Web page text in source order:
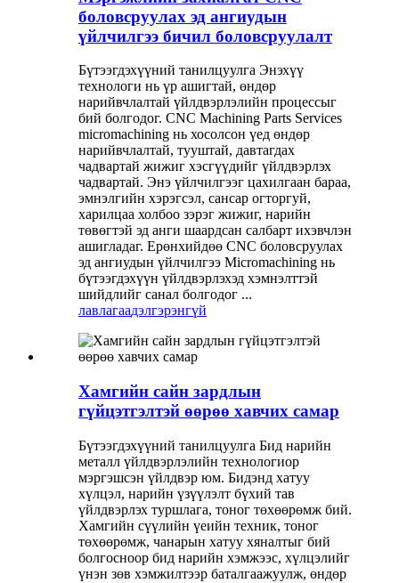
боловсруулах эд ангиудын
үйлчилгээ бичил боловсруулалт
Бүтээгдэхүүний танилцуулга Энэхүү
технологи нь үр ашигтай, өндөр
нарийвчлалтай үйлдвэрлэлийн процессыг
бий болгодог. CNC Machining Parts Services
micromachining нь хосолсон үед өндөр
нарийвчлалтай, тууштай, давтагдах
чадвартай жижиг хэсгүүдийг үйлдвэрлэх
чадвартай. Энэ үйлчилгээг цахилгаан бараа,
эмнэлгийн хэрэгсэл, сансар огторгуй,
харилцаа холбоо зэрэг жижиг, нарийн
төвөгтэй эд анги шаардсан салбарт ихэвчлэн
ашигладаг. Ерөнхийдөө CNC боловсруулах
эд ангиудын үйлчилгээ Micromachining нь
бүтээгдэхүүн үйлдвэрлэхэд хэмнэлттэй
шийдлийг санал болгодог ...
лавлагаадэлгэрэнгүй
Хамгийн сайн зардлын
гүйцэтгэлтэй өөрөө хавчих самар
Бүтээгдэхүүний танилцуулга Бид нарийн
металл үйлдвэрлэлийн технологиор
мэргэшсэн үйлдвэр юм. Бидэнд хатуу
хүлцэл, нарийн үзүүлэлт бүхий тав
үйлдвэрлэх туршлага, тоног төхөөрөмж бий.
Хамгийн сүүлийн үеийн техник, тоног
төхөөрөмж, чанарын хатуу хяналтыг бий
болгосноор бид нарийн хэмжээс, хүлцэлийг
үнэн зөв хэмжилтээр баталгаажуулж, өндөр